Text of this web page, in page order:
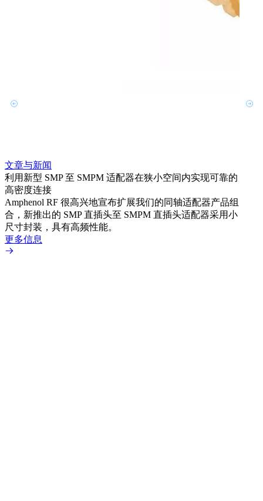
文章与新闻
利用新型 SMP 至 SMPM 适配器在狭小空间内实现可靠的
高密度连接
Amphenol RF 很高兴地宣布扩展我们的同轴适配器产品组
合，新推出的 SMP 直插头至 SMPM 直插头适配器采用小
尺寸封装，具有高频性能。
更多信息